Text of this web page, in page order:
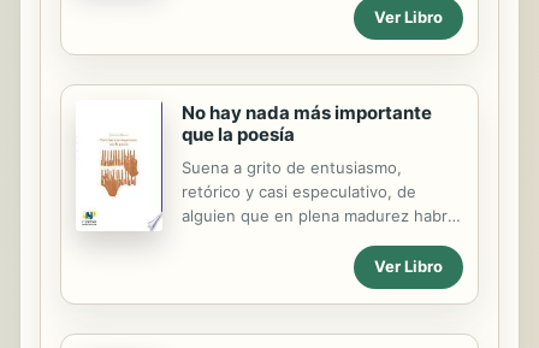
exhaustivamente el contexto
historico y literario en que se
desarrollan estas obras y realiza su
analisis para clarificarlas.
Ver Libro
No hay nada más importante
que la poesía
Suena a grito de entusiasmo,
retórico y casi especulativo, de
alguien que en plena madurez habría
expresión artística, si por poesía, se
entiende la que acarrea también,
o la música que precisa la poesía
Ver Libro